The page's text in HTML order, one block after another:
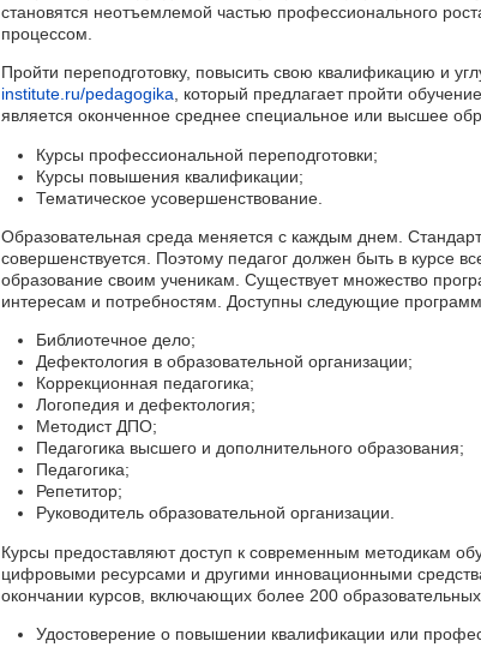
становятся неотъемлемой частью профессионального
процессом.
Пройти переподготовку, повысить свою квалификацию и
institute.ru/pedagogika , который предлагает пройти
является оконченное среднее специальное или высшее
Курсы профессиональной переподготовки;
Курсы повышения квалификации;
Тематическое усовершенствование.
Образовательная среда меняется с каждым днем.
совершенствуется. Поэтому педагог должен быть в курсе
образование своим ученикам. Существует множество
интересам и потребностям. Доступны следующие
Библиотечное дело;
Дефектология в образовательной организации;
Коррекционная педагогика;
Логопедия и дефектология;
Методист ДПО;
Педагогика высшего и дополнительного образования;
Педагогика;
Репетитор;
Руководитель образовательной организации.
Курсы предоставляют доступ к современным методикам
цифровыми ресурсами и другими инновационными
окончании курсов, включающих более 200
Удостоверение о повышении квалификации или